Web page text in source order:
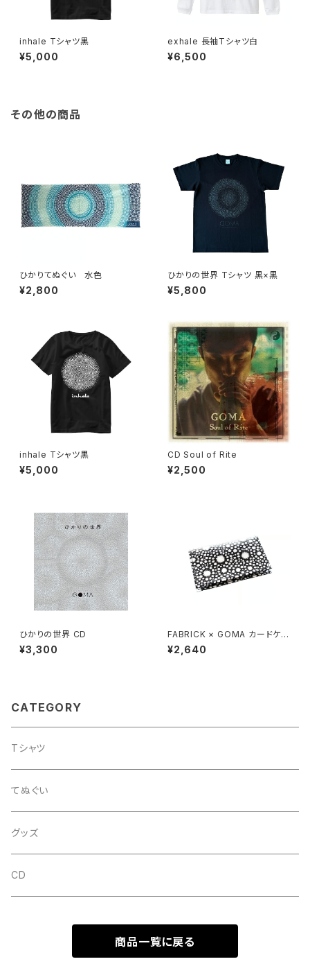
inhale Tシャツ黒
¥5,000
exhale 長袖Tシャツ白
¥6,500
その他の商品
ひかりてぬぐい 水色
¥2,800
ひかりの世界 Tシャツ 黒×黒
¥5,800
inhale Tシャツ黒
¥5,000
CD Soul of Rite
¥2,500
ひかりの世界 CD
¥3,300
FABRICK × GOMA カードケー
ス/雪
¥2,640
CATEGORY
Tシャツ
てぬぐい
グッズ
CD
商品一覧に戻る